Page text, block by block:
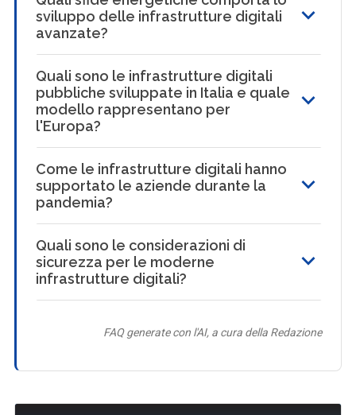
sviluppo delle infrastrutture digitali
avanzate?
Quali sono le infrastrutture digitali
pubbliche sviluppate in Italia e quale
modello rappresentano per
l'Europa?
Come le infrastrutture digitali hanno
supportato le aziende durante la
pandemia?
Quali sono le considerazioni di
sicurezza per le moderne
infrastrutture digitali?
FAQ generate con l'AI, a cura della Redazione